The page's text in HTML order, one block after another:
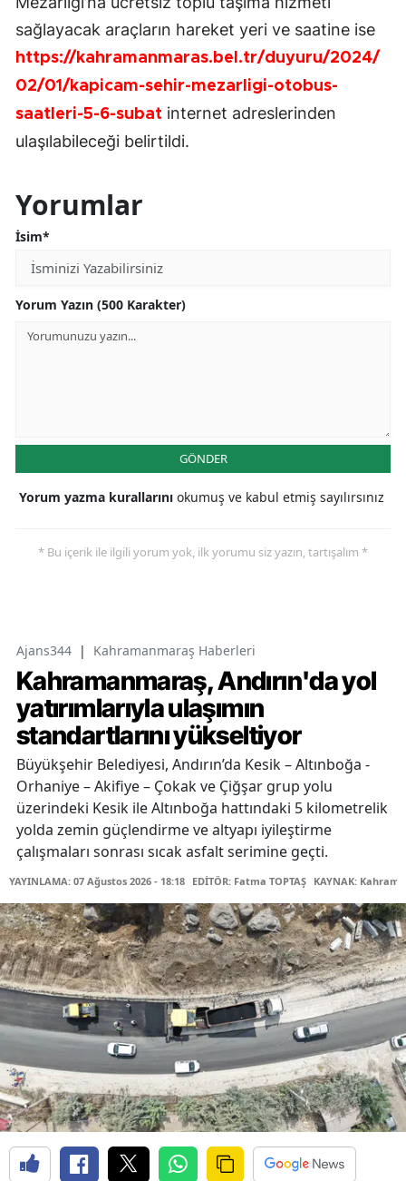
sağlayacak araçların hareket yeri ve saatine ise
https://kahramanmaras.bel.tr/duyuru/2024/
02/01/kapicam-sehir-mezarligi-otobus-
saatleri-5-6-subat internet adreslerinden
ulaşılabileceği belirtildi.
Yorumlar
İsim*
Yorum Yazın (500 Karakter)
GÖNDER
Yorum yazma kurallarını okumuş ve kabul etmiş sayılırsınız
* Bu içerik ile ilgili yorum yok, ilk yorumu siz yazın, tartışalım *
Ajans344 | Kahramanmaraş Haberleri
Kahramanmaraş, Andırın'da yol
yatırımlarıyla ulaşımın
standartlarını yükseltiyor
Büyükşehir Belediyesi, Andırın’da Kesik – Altınboğa -
Orhaniye – Akifiye – Çokak ve Çiğşar grup yolu
üzerindeki Kesik ile Altınboğa hattındaki 5 kilometrelik
yolda zemin güçlendirme ve altyapı iyileştirme
çalışmaları sonrası sıcak asfalt serimine geçti.
YAYINLAMA: 07 Ağustos 2026 - 18:18 EDİTÖR: Fatma TOPTAŞ KAYNAK: